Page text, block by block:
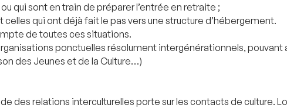
qui sont en train de préparer l’entrée en retraite ;
qui ont déjà fait le pas vers une structure d’hébergement.
de toutes ces situations.
ponctuelles résolument intergénérationnels, pouvant
des Jeunes et de la Culture…)
des relations interculturelles porte sur les contacts de culture.